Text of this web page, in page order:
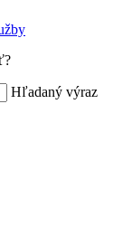
Hľadaný výraz